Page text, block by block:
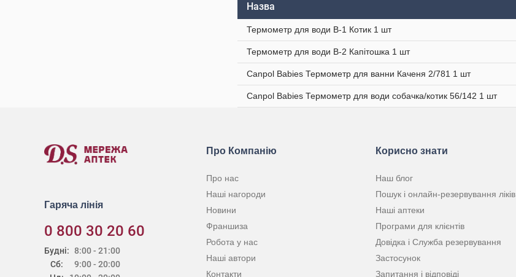
Назва
Термометр для води В-1 Котик 1 шт
Термометр для води В-2 Капітошка 1 шт
Canpol Babies Термометр для ванни Каченя 2/781 1 шт
Canpol Babies Термометр для води собачка/котик 56/142 1 шт
Гаряча лінія
0 800 30 20 60
Будні:
Сб:
8:00 - 21:00
9:00 - 20:00
Про Компанію
Про нас
Наші нагороди
Новини
Франшиза
Робота у нас
Наші автори
Контакти
Корисно знати
Наш блог
Пошук і онлайн-резервування ліків
Наші аптеки
Програми для клієнтів
Довідка і Служба резервування
Застосунок
Запитання і відповіді